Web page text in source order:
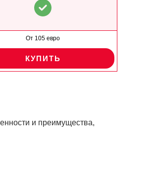
От 105 евро
КУПИТЬ
и преимущества,